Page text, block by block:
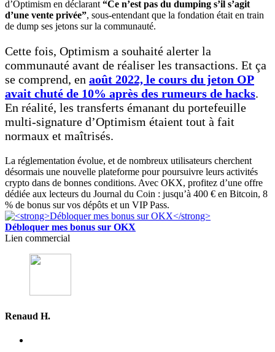
d’Optimism en déclarant “Ce n’est pas du dumping s’il s’agit
d’une vente privée”, sous-entendant que la fondation était en train
de dump ses jetons sur la communauté.
Cette fois, Optimism a souhaité alerter la
communauté avant de réaliser les transactions. Et ça
se comprend, en août 2022, le cours du jeton OP
avait chuté de 10% après des rumeurs de hacks.
En réalité, les transferts émanant du portefeuille
multi-signature d’Optimism étaient tout à fait
normaux et maîtrisés.
La réglementation évolue, et de nombreux utilisateurs cherchent
désormais une nouvelle plateforme pour poursuivre leurs activités
crypto dans de bonnes conditions. Avec OKX, profitez d’une offre
dédiée aux lecteurs du Journal du Coin : jusqu’à 400 € en Bitcoin, 8
% de bonus sur vos dépôts et un VIP Pass.
Débloquer mes bonus sur OKX
Lien commercial
Renaud H.